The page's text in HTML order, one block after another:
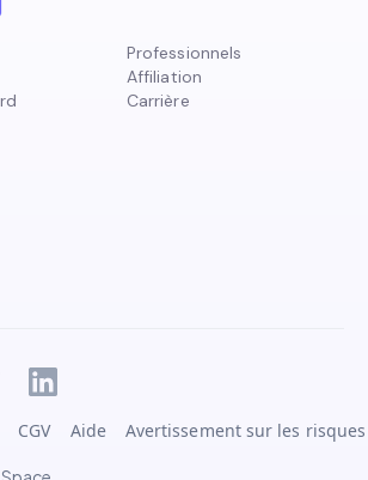
Professionnels
Affiliation
Carrière
CGV Aide Avertissement sur les risques